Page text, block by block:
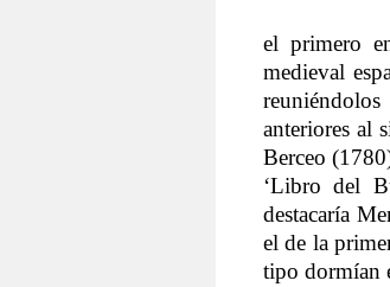
el primero
medieval
anteriores al
Berceo
‘Libro del
destacaría
el de la
tipo dormían